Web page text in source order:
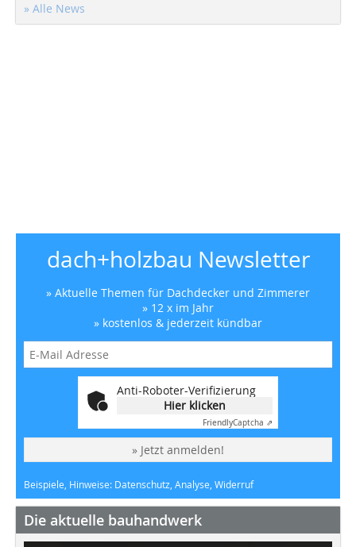
» Alle News
dach+holzbau Newsletter
» Aktuelle Themen für Dachdecker und Zimmerer
» 12 x im Jahr
» kostenlos & jederzeit kündbar
Anti-Roboter-Verifizierung
Hier klicken
FriendlyCaptcha ⇗
» Jetzt anmelden!
Beispiele, Hinweise: Datenschutz, Analyse, Widerruf
Die aktuelle bauhandwerk